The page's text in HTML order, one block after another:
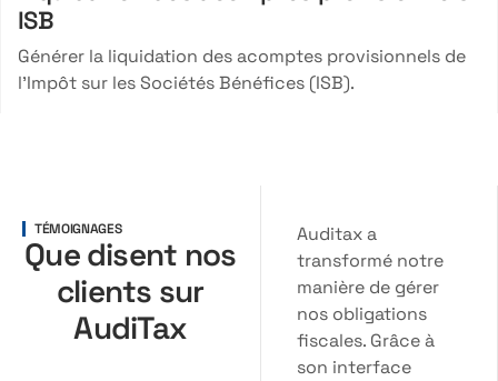
ISB
Générer la liquidation des acomptes provisionnels de
l’Impôt sur les Sociétés Bénéfices (ISB).
TÉMOIGNAGES
Que disent nos
clients sur
AudiTax
Auditax a
transformé notre
manière de gérer
nos obligations
fiscales. Grâce à
son interface